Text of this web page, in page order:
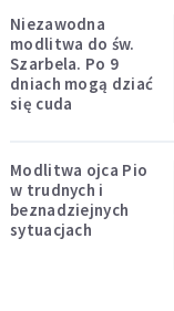
Niezawodna
modlitwa do św.
Szarbela. Po 9
dniach mogą dziać
się cuda
Modlitwa ojca Pio
w trudnych i
beznadziejnych
sytuacjach